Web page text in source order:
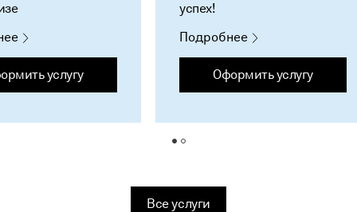
услугу
успех!
Подробнее
Оформить услугу
Все услуги